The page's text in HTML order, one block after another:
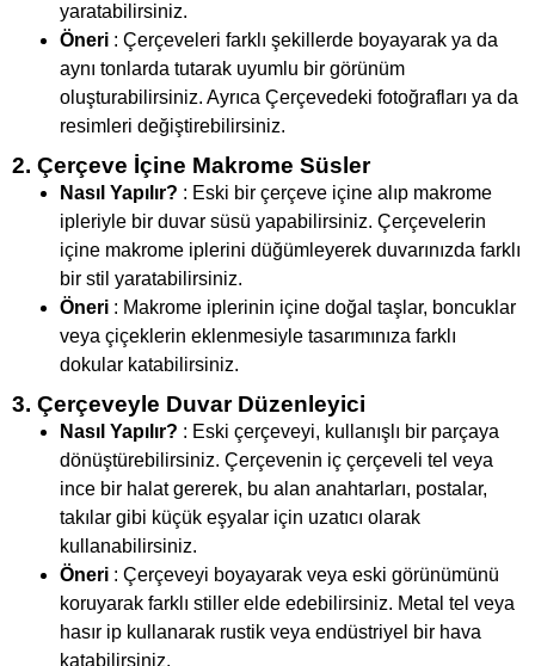
yaratabilirsiniz.
Öneri : Çerçeveleri farklı şekillerde boyayarak ya da
aynı tonlarda tutarak uyumlu bir görünüm
oluşturabilirsiniz. Ayrıca Çerçevedeki fotoğrafları ya da
resimleri değiştirebilirsiniz.
2. Çerçeve İçine Makrome Süsler
Nasıl Yapılır? : Eski bir çerçeve içine alıp makrome
ipleriyle bir duvar süsü yapabilirsiniz. Çerçevelerin
içine makrome iplerini düğümleyerek duvarınızda farklı
bir stil yaratabilirsiniz.
Öneri : Makrome iplerinin içine doğal taşlar, boncuklar
veya çiçeklerin eklenmesiyle tasarımınıza farklı
dokular katabilirsiniz.
3. Çerçeveyle Duvar Düzenleyici
Nasıl Yapılır? : Eski çerçeveyi, kullanışlı bir parçaya
dönüştürebilirsiniz. Çerçevenin iç çerçeveli tel veya
ince bir halat gererek, bu alan anahtarları, postalar,
takılar gibi küçük eşyalar için uzatıcı olarak
kullanabilirsiniz.
Öneri : Çerçeveyi boyayarak veya eski görünümünü
koruyarak farklı stiller elde edebilirsiniz. Metal tel veya
hasır ip kullanarak rustik veya endüstriyel bir hava
katabilirsiniz.